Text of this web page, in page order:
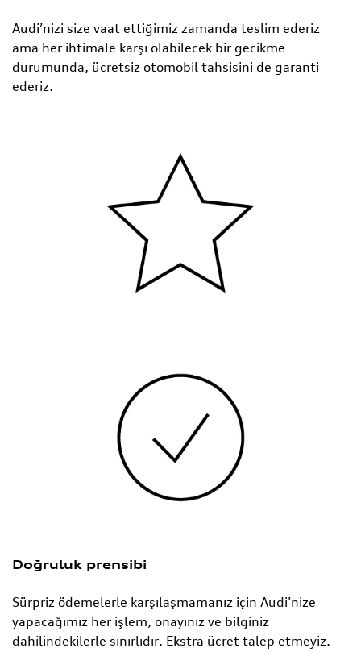
Audi’nizi size vaat ettiğimiz zamanda teslim ederiz
ama her ihtimale karşı olabilecek bir gecikme
durumunda, ücretsiz otomobil tahsisini de garanti
ederiz.
Doğruluk prensibi
Sürpriz ödemelerle karşılaşmamanız için Audi’nize
yapacağımız her işlem, onayınız ve bilginiz
dahilindekilerle sınırlıdır. Ekstra ücret talep etmeyiz.